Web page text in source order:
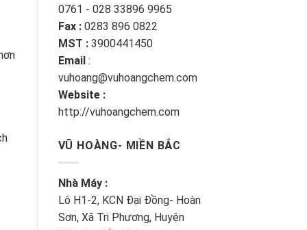
0761 - 028 33896 9965
Fax : 0283 896 0822
MST : 3900441450
Email :
vuhoang@vuhoangchem.com
Website :
http://vuhoangchem.com
VŨ HOÀNG- MIỀN BẮC
Nhà Máy :
Lô H1-2, KCN Đại Đồng- Hoàn
Sơn, Xã Tri Phương, Huyện